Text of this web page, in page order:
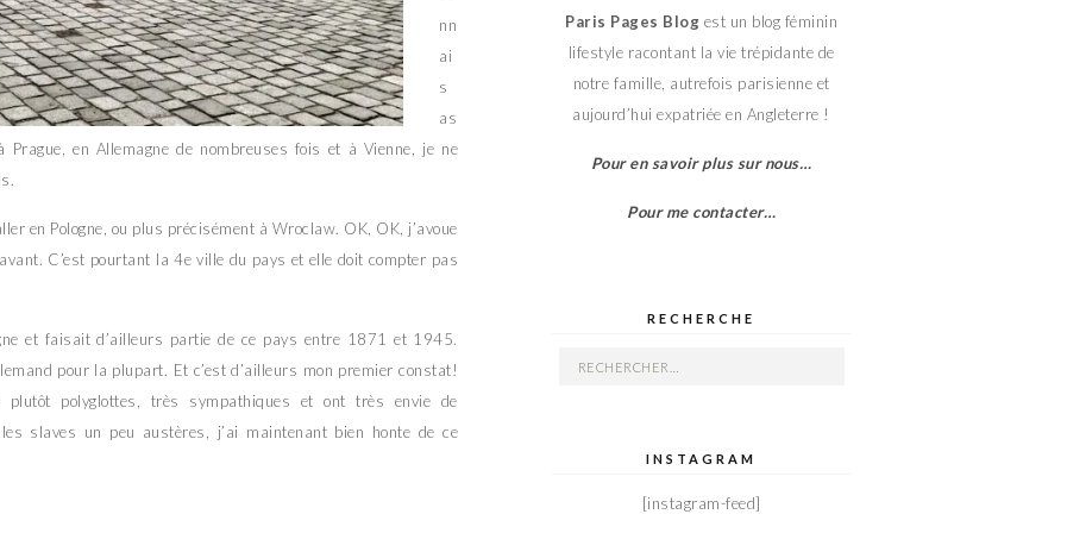
nn
ai
s
as
en Allemagne de nombreuses fois et à Vienne, je ne
en Pologne, ou plus précisément à Wroclaw. OK, OK, j’avoue
C’est pourtant la 4e ville du pays et elle doit compter pas
et faisait d’ailleurs partie de ce pays entre 1871 et 1945.
pour la plupart. Et c’est d’ailleurs mon premier constat!
polyglottes, très sympathiques et ont très envie de
slaves un peu austères, j’ai maintenant bien honte de ce
Paris Pages Blog est un blog féminin
lifestyle racontant la vie trépidante de
notre famille, autrefois parisienne et
aujourd’hui expatriée en Angleterre !
Pour en savoir plus sur nous…
Pour me contacter…
RECHERCHE
Rechercher :
INSTAGRAM
[instagram-feed]